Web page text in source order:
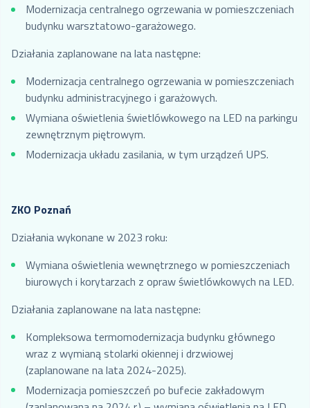
Modernizacja centralnego ogrzewania w pomieszczeniach
budynku warsztatowo-garażowego.
Działania zaplanowane na lata następne:
Modernizacja centralnego ogrzewania w pomieszczeniach
budynku administracyjnego i garażowych.
Wymiana oświetlenia świetlówkowego na LED na parkingu
zewnętrznym piętrowym.
Modernizacja układu zasilania, w tym urządzeń UPS.
ZKO Poznań
Działania wykonane w 2023 roku:
Wymiana oświetlenia wewnętrznego w pomieszczeniach
biurowych i korytarzach z opraw świetlówkowych na LED.
Działania zaplanowane na lata następne:
Kompleksowa termomodernizacja budynku głównego
wraz z wymianą stolarki okiennej i drzwiowej
(zaplanowane na lata 2024-2025).
Modernizacja pomieszczeń po bufecie zakładowym